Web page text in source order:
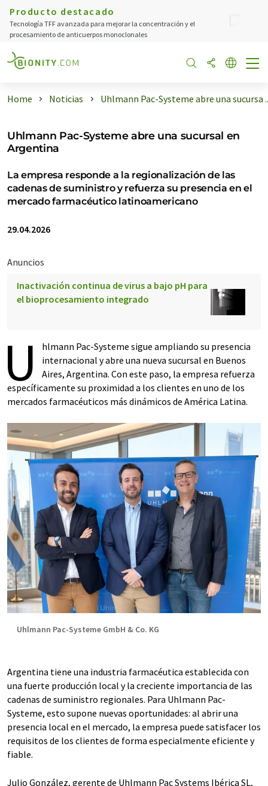
Producto destacado
Tecnología TFF avanzada para mejorar la concentración y el
procesamiento de anticuerpos monoclonales
Home Noticias Uhlmann Pac-Systeme abre una sucursa
Uhlmann Pac-Systeme abre una sucursal en
Argentina
La empresa responde a la regionalización de las
cadenas de suministro y refuerza su presencia en el
mercado farmacéutico latinoamericano
29.04.2026
Anuncios
Inactivación continua de virus a bajo pH para
el bioprocesamiento integrado
U
hlmann Pac-Systeme sigue ampliando su presencia
internacional y abre una nueva sucursal en Buenos
Aires, Argentina. Con este paso, la empresa refuerza
específicamente su proximidad a los clientes en uno de los
mercados farmacéuticos más dinámicos de América Latina.
Uhlmann Pac-Systeme GmbH & Co. KG
Argentina tiene una industria farmacéutica establecida con
una fuerte producción local y la creciente importancia de las
cadenas de suministro regionales. Para Uhlmann Pac-
Systeme, esto supone nuevas oportunidades: al abrir una
presencia local en el mercado, la empresa puede satisfacer los
requisitos de los clientes de forma especialmente eficiente y
fiable.
Julio González, gerente de Uhlmann Pac Systems Ibérica SL,